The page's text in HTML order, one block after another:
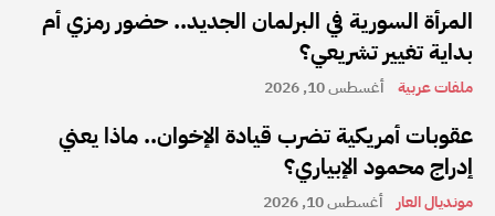
المرأة السورية في البرلمان الجديد.. حضور رمزي أم
بداية تغيير تشريعي؟
ملفات عربية أغسطس 10, 2026
عقوبات أمريكية تضرب قيادة الإخوان.. ماذا يعني
إدراج محمود الإبياري؟
مونديال العار أغسطس 10, 2026